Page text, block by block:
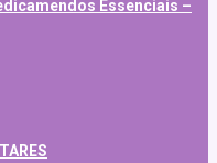
Essenciais –